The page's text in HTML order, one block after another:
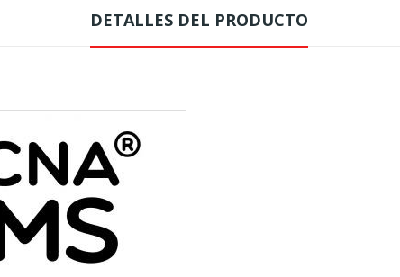
DETALLES DEL PRODUCTO